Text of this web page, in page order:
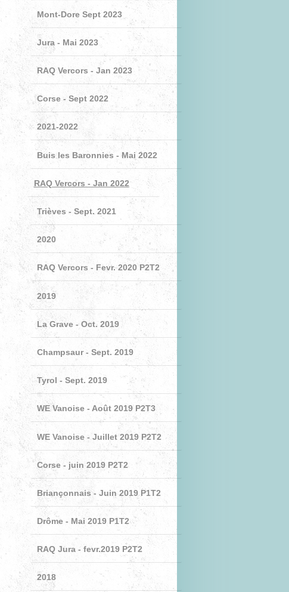
Mont-Dore Sept 2023
Jura - Mai 2023
RAQ Vercors - Jan 2023
Corse - Sept 2022
2021-2022
Buis les Baronnies - Mai 2022
RAQ Vercors - Jan 2022
Trièves - Sept. 2021
2020
RAQ Vercors - Fevr. 2020 P2T2
2019
La Grave - Oct. 2019
Champsaur - Sept. 2019
Tyrol - Sept. 2019
WE Vanoise - Août 2019 P2T3
WE Vanoise - Juillet 2019 P2T2
Corse - juin 2019 P2T2
Briançonnais - Juin 2019 P1T2
Drôme - Mai 2019 P1T2
RAQ Jura - fevr.2019 P2T2
2018